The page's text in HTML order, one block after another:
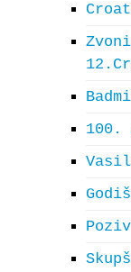
100.